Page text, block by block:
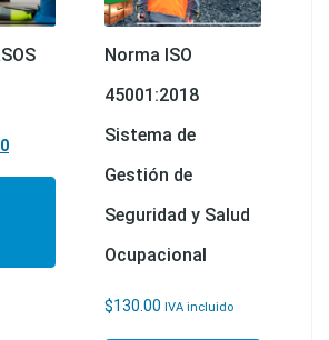
original era: $150.00.
El precio actual es: $25.00.
Norma ISO
45001:2018
Sistema de
Gestión de
Seguridad y Salud
Ocupacional
$130.00 IVA incluido